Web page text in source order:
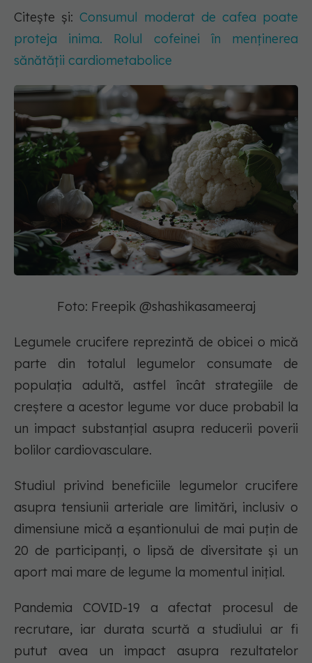
Citește și:Consumul moderat de cafea poate
proteja inima. Rolul cofeinei în menținerea
sănătății cardiometabolice
Foto: Freepik @shashikasameeraj
Legumele crucifere reprezintă de obicei o mică
parte din totalul legumelor consumate de
populația adultă, astfel încât strategiile de
creștere a acestor legume vor duce probabil la
un impact substanțial asupra reducerii poverii
bolilor cardiovasculare.
Studiul privind beneficiile legumelor crucifere
asupra tensiunii arteriale are limitări, inclusiv o
dimensiune mică a eșantionului de mai puțin de
20 de participanți, o lipsă de diversitate și un
aport mai mare de legume la momentul inițial.
Pandemia COVID-19 a afectat procesul de
recrutare, iar durata scurtă a studiului ar fi
putut avea un impact asupra rezultatelor